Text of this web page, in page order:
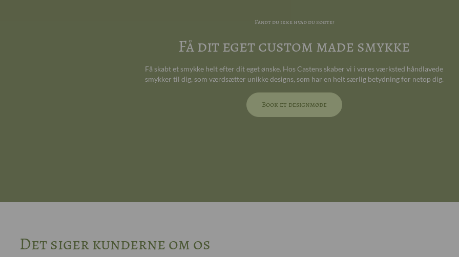
Fandt du ikke hvad du søgte?
Få dit eget custom made smykke
Få skabt et smykke helt efter dit eget ønske. Hos Castens skaber vi i vores værksted håndlavede
smykker til dig, som værdsætter unikke designs, som har en helt særlig betydning for netop dig.
Book et designmøde
Det siger kunderne om os